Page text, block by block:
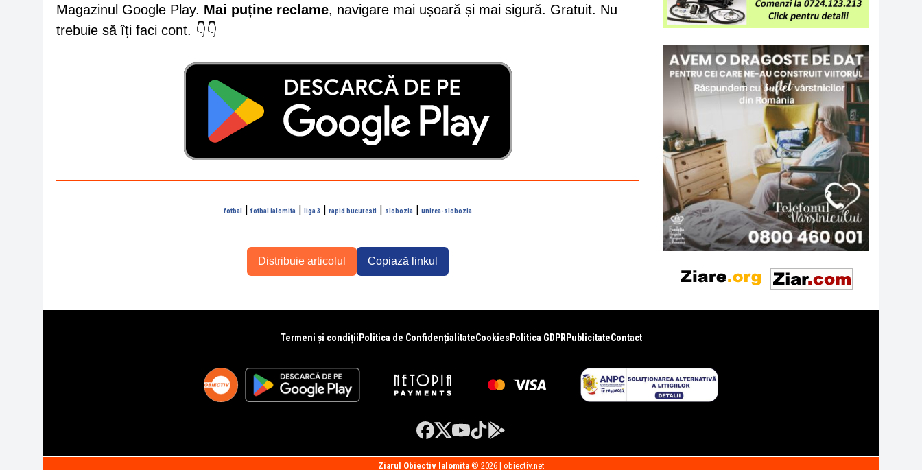
Magazinul Google Play. Mai puține reclame, navigare mai ușoară și mai sigură. Gratuit. Nu
trebuie să îți faci cont. 👇👇
fotbal | fotbal ialomita | liga 3 | rapid bucuresti | slobozia | unirea-slobozia
Distribuie articolul Copiază linkul
Termeni și condiții Politica de ConfidențialitateCookies Politica GDPR PublicitateContact
Ziarul Obiectiv Ialomita© 2026 | obiectiv.net